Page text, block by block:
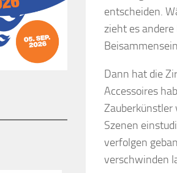
entscheiden.
zieht es
Dann hat die
Accessoires
Zauberkünstler
Szenen
verfolgen
verschwinden